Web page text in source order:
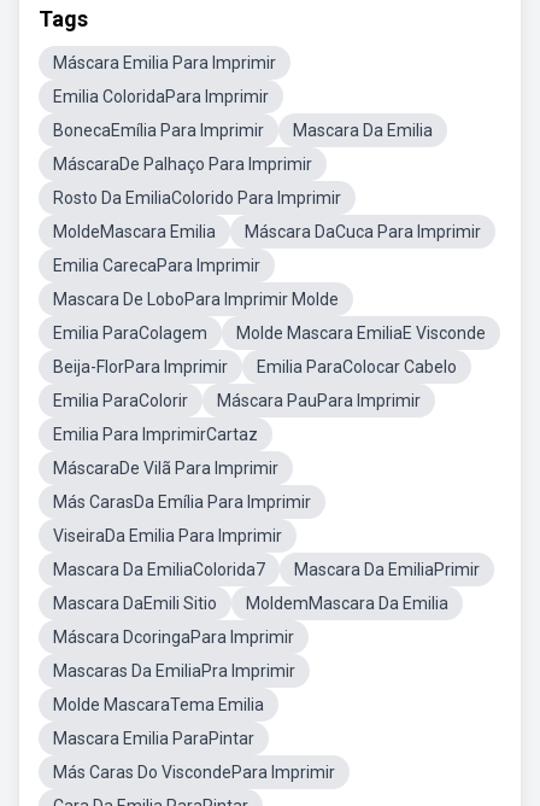
Tags
Máscara Emilia Para Imprimir
Emilia ColoridaPara Imprimir
BonecaEmília Para Imprimir
Mascara Da Emilia
MáscaraDe Palhaço Para Imprimir
Rosto Da EmiliaColorido Para Imprimir
MoldeMascara Emilia
Máscara DaCuca Para Imprimir
Emilia CarecaPara Imprimir
Mascara De LoboPara Imprimir Molde
Emilia ParaColagem
Molde Mascara EmiliaE Visconde
Beija-FlorPara Imprimir
Emilia ParaColocar Cabelo
Emilia ParaColorir
Máscara PauPara Imprimir
Emilia Para ImprimirCartaz
MáscaraDe Vilã Para Imprimir
Más CarasDa Emília Para Imprimir
ViseiraDa Emilia Para Imprimir
Mascara Da EmiliaColorida7
Mascara Da EmiliaPrimir
Mascara DaEmili Sitio
MoldemMascara Da Emilia
Máscara DcoringaPara Imprimir
Mascaras Da EmiliaPra Imprimir
Molde MascaraTema Emilia
Mascara Emilia ParaPintar
Más Caras Do ViscondePara Imprimir